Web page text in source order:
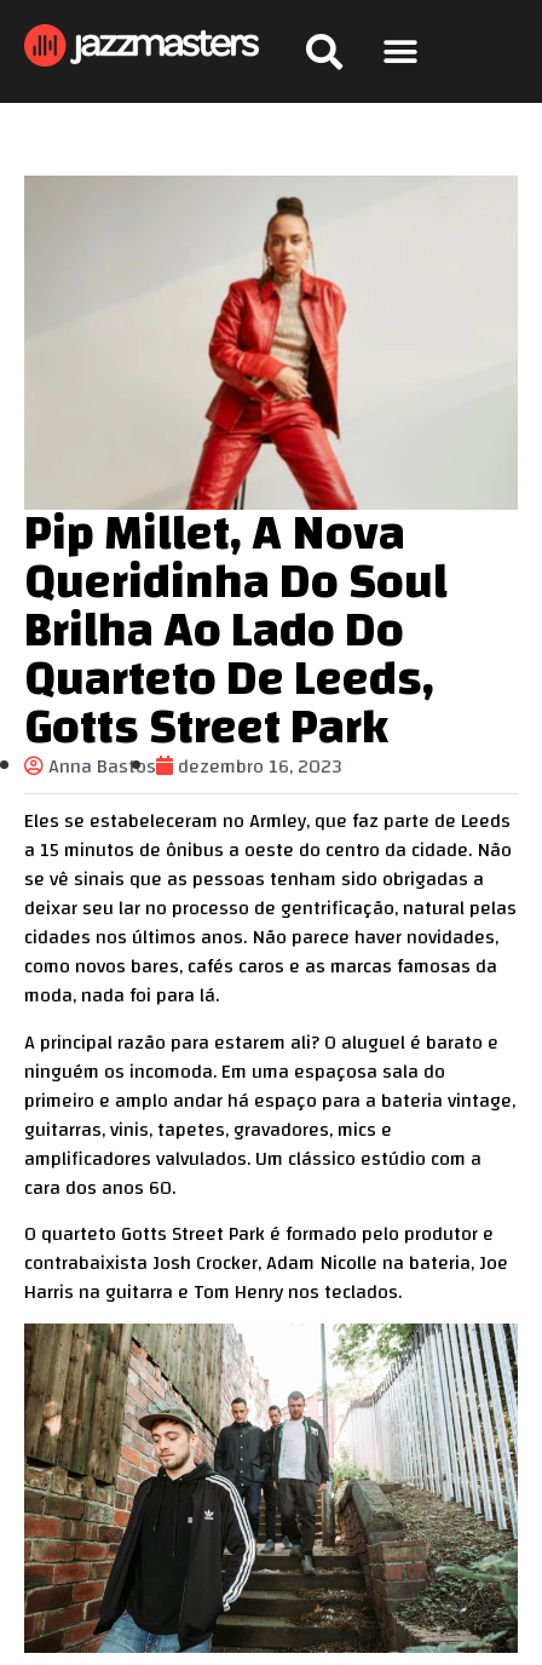
Pip Millet, A Nova
Queridinha Do Soul
Brilha Ao Lado Do
Quarteto De Leeds,
Gotts Street Park
Anna Bastos
dezembro 16, 2023
Eles se estabeleceram no Armley, que faz parte de Leeds
a 15 minutos de ônibus a oeste do centro da cidade. Não
se vê sinais que as pessoas tenham sido obrigadas a
deixar seu lar no processo de gentrificação, natural pelas
cidades nos últimos anos. Não parece haver novidades,
como novos bares, cafés caros e as marcas famosas da
moda, nada foi para lá.
A principal razão para estarem ali? O aluguel é barato e
ninguém os incomoda. Em uma espaçosa sala do
primeiro e amplo andar há espaço para a bateria vintage,
guitarras, vinis, tapetes, gravadores, mics e
amplificadores valvulados. Um clássico estúdio com a
cara dos anos 60.
O quarteto Gotts Street Park é formado pelo produtor e
contrabaixista Josh Crocker, Adam Nicolle na bateria, Joe
Harris na guitarra e Tom Henry nos teclados.